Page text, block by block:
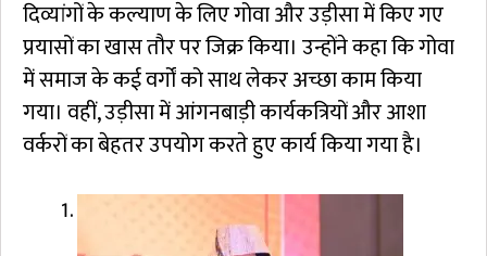
दिव्यांगों के कल्याण के लिए गोवा और उड़ीसा में किए गए
प्रयासों का खास तौर पर जिक्र किया। उन्होंने कहा कि गोवा
में समाज के कई वर्गों को साथ लेकर अच्छा काम किया
गया। वहीं, उड़ीसा में आंगनबाड़ी कार्यकत्रियों और आशा
वर्करों का बेहतर उपयोग करते हुए कार्य किया गया है।